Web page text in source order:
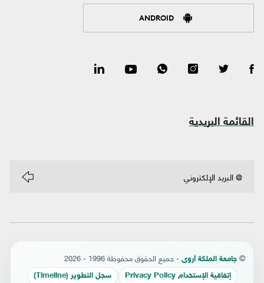
ANDROID
القائمة البريدية
© جامعة الملكة أروى - جميع الحقوق محفوظة 1996 - 2026
إتفاقية الإستخدام Privacy Policy سجل التطوير (Timeline)